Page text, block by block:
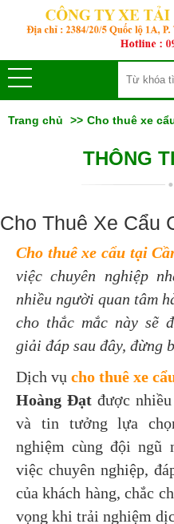
Trang chủ Cho thuê xe
THÔNG
Cho Thuê Xe Cẩu
Cho thuê xe cẩu tại
việc chuyên nghiệp
nhiều người quan tâm
cho thắc mắc này sẽ
giải đáp sau đây, đừng
Dịch vụ cho thuê xe
Hoàng Đạtđược nhiều
và tin tưởng lựa
nghiệm cùng đội ngũ
việc chuyên nghiệp,
của khách hàng, chắc
vọng khi trải nghiệm